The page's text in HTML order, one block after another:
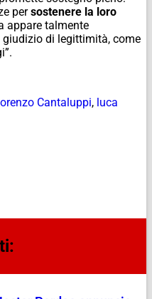
persostenere la loro
appare talmente
di legittimità, come
Cantaluppi, luca